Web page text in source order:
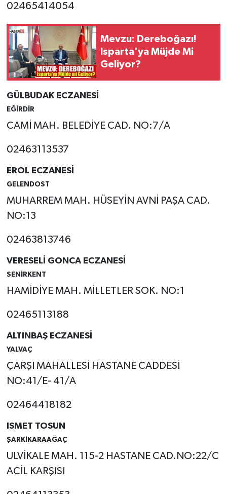
02465414054
Mevzu: Dereboğazı!
Isparta'ya Müjde Mi
Geliyor?
GÜLBUDAK ECZANESİ
EĞİRDİR
CAMİ MAH. BELEDİYE CAD. NO:7/A
02463113537
EROL ECZANESİ
GELENDOST
MUHARREM MAH. HÜSEYİN AVNİ PAŞA CAD.
NO:13
02463813746
VERESELİ GONCA ECZANESİ
SENİRKENT
HAMİDİYE MAH. MİLLETLER SOK. NO:1
02465113188
ALTINBAŞ ECZANESİ
YALVAÇ
ÇARŞI MAHALLESİ HASTANE CADDESİ
NO:41/E- 41/A
02464418182
ISMET TOSUN
ŞARKİKARAAĞAÇ
ULVİKALE MAH. 115-2 HASTANE CAD.NO:22/C
ACİL KARŞISI